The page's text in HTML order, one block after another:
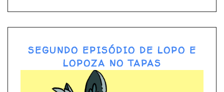
SEGUNDO EPISÓDIO DE LOPO E
LOPOZA NO TAPAS